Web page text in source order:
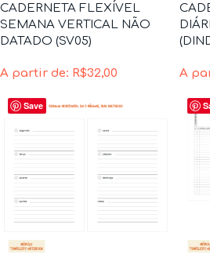
CADERNETA FLEXÍVEL
SEMANA VERTICAL NÃO
DATADO (SV05)
A partir de: R$32,00 A
Save